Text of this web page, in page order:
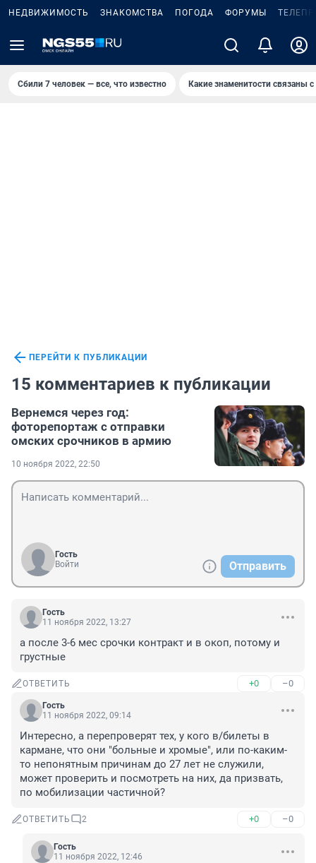
НЕДВИЖИМОСТЬ ЗНАКОМСТВА ПОГОДА ФОРУМЫ
Сбили 7 человек — все, что известно Какие знаменитости связаны
ПЕРЕЙТИ К ПУБЛИКАЦИИ
15 комментариев к публикации
Вернемся через год:
фоторепортаж с отправки
омских срочников в армию
10 ноября 2022, 22:50
Гость
Войти
Отправить
Гость
11 ноября 2022, 13:27
а после 3-6 мес срочки контракт и в окоп, потому и
грустные
ОТВЕТИТЬ +0 –0
Гость
11 ноября 2022, 09:14
Интересно, а перепроверят тех, у кого в/билеты в
кармане, что они "больные и хромые", или по-каким-
то непонятным причинам до 27 лет не служили,
может проверить и посмотреть на них, да призвать,
по мобилизации частичной?
ОТВЕТИТЬ 2 +0 –0
Гость
11 ноября 2022, 12:46